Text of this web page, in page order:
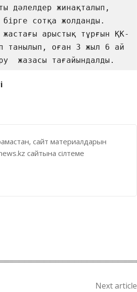
дәлелдер жинақталып,
сотқа жолданды.
арыстық тұрғын ҚК-
танылып, оған 3 жыл 6 ай
жазасы тағайындалды.
сайт материалдарын
сайтына сілтеме
Next article